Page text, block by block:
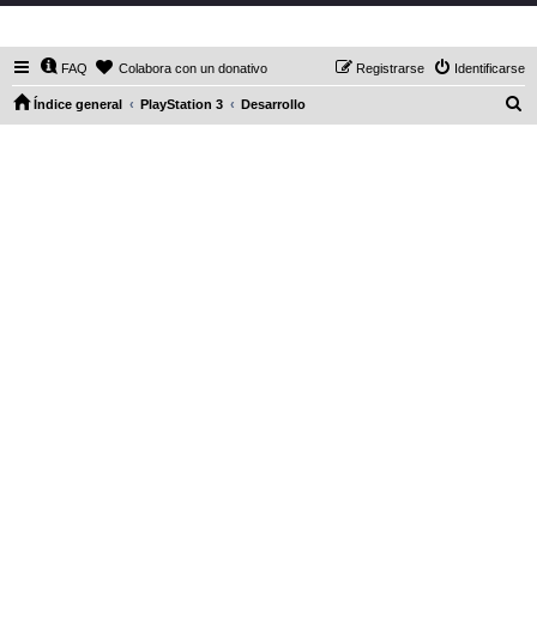
FAQ Colabora con un donativo Identificarse
Registrarse
Índice general PlayStation 3 Desarrollo